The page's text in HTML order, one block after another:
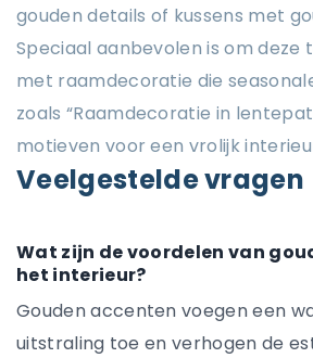
gouden details of kussens met
Speciaal aanbevolen is om deze
met raamdecoratie die
zoals “Raamdecoratie in
motieven voor een vrolijk
Veelgestelde vragen
Wat zijn de voordelen van
het interieur?
Gouden accenten voegen een
uitstraling toe en verhogen de